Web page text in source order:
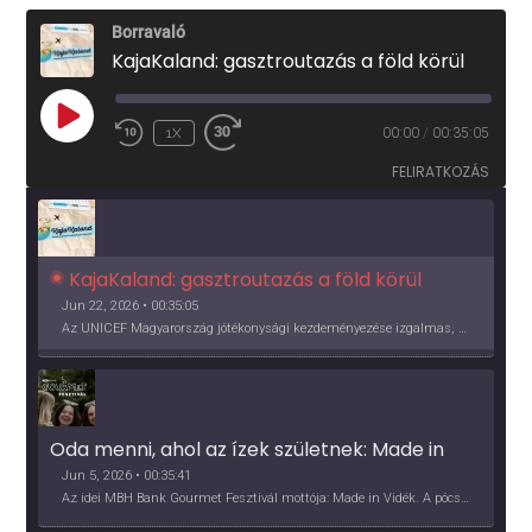
Borravaló
KajaKaland: gasztroutazás a föld körül
PLAY
EPISODE
1X 00:00 / 00:35:05
FELIRATKOZÁS
KajaKaland: gasztroutazás a föld körül
Jun 22, 2026 • 00:35:05
Az UNICEF Magyarország jótékonysági kezdeményezése izgalmas, egész éves világkörüli ízutazásra hív, igazi családi program és gasztroedukáció, illetve segítség a rászorulóknak is egyben.
Oda menni, ahol az ízek születnek: Made in
Vidék, Gourmet Fesztivál 2026
Jun 5, 2026 • 00:35:41
Az idei MBH Bank Gourmet Fesztivál mottója: Made in Vidék. A pócsmegyeri Papi, a mályinkai Iszkor és a szigligeti Villa Kabala tulajdonosai beszélnek arról, hogy mit jelentenek nekik a vidék ízei.